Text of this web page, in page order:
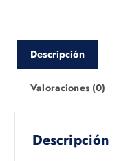
Descripción
Valoraciones (0)
Descripción